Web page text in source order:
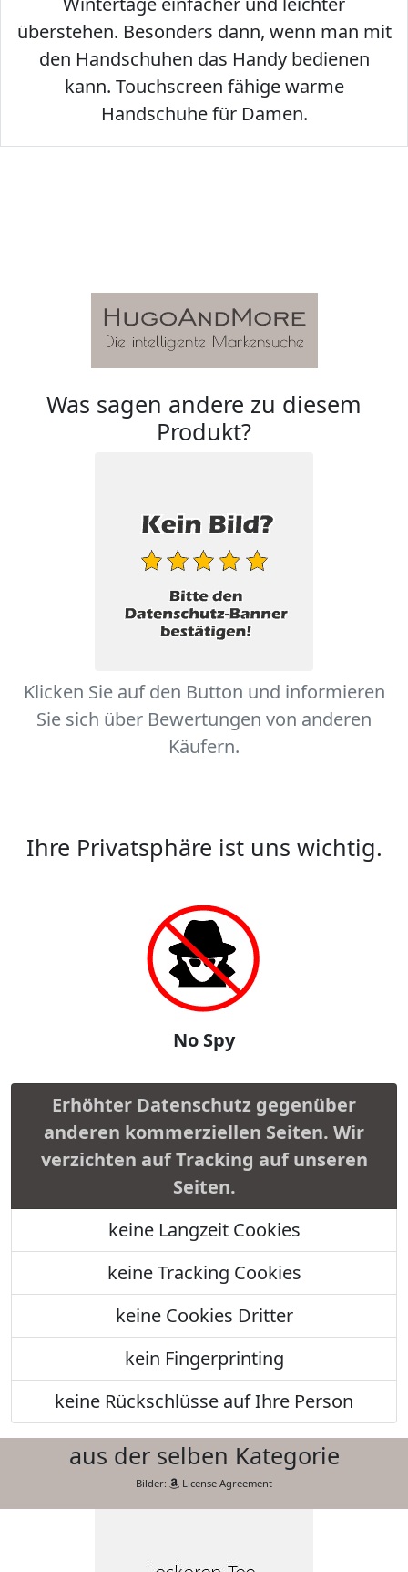
überstehen. Besonders dann, wenn man mit
den Handschuhen das Handy bedienen
kann. Touchscreen fähige warme
Handschuhe für Damen.
Was sagen andere zu diesem
Produkt?
Klicken Sie auf den Button und informieren
Sie sich über Bewertungen von anderen
Käufern.
Ihre Privatsphäre ist uns wichtig.
No Spy
Erhöhter Datenschutz gegenüber
anderen kommerziellen Seiten. Wir
verzichten auf Tracking auf unseren
Seiten.
keine Langzeit Cookies
keine Tracking Cookies
keine Cookies Dritter
kein Fingerprinting
keine Rückschlüsse auf Ihre Person
aus der selben Kategorie
Bilder: License Agreement